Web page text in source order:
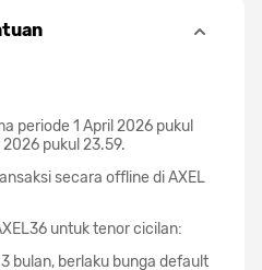
periode 1 April 2026 pukul
pukul 23.59.
secara offline di AXEL
untuk tenor cicilan:
bulan, berlaku bunga default